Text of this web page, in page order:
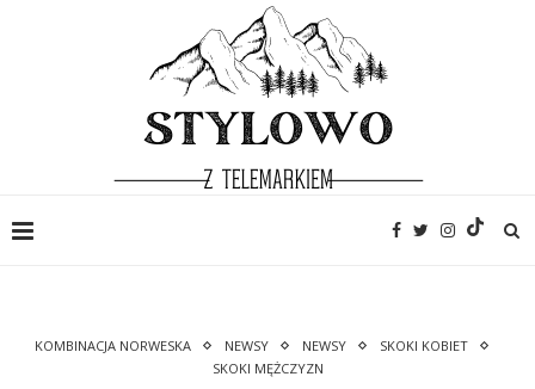
KOMBINACJA NORWESKA NEWSY NEWSY
SKOKI KOBIET
SKOKI MĘŻCZYZN